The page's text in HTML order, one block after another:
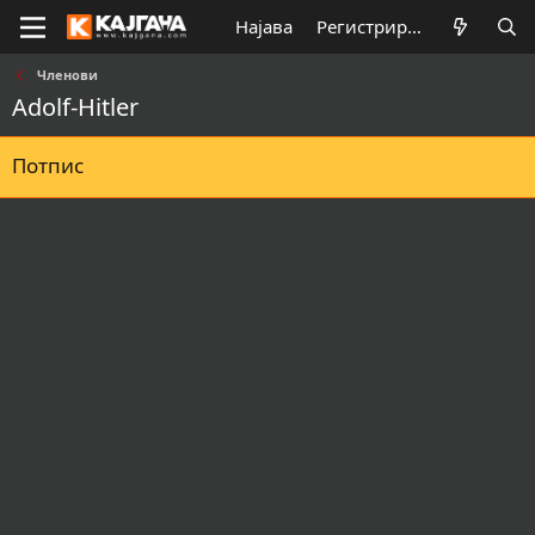
Најава Регистрирај се
Членови
Adolf-Hitler
Потпис